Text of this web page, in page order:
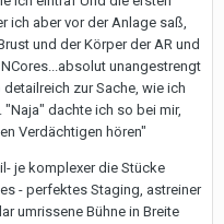
ich aber vor der Anlage saß,
und der Körper der AR und
unangestrengt
zur Sache, wie ich
dachte ich so bei mir,
Verdächtigen hören"
je komplexer die Stücke
- perfektes Staging, astreiner
umrissene Bühne in Breite